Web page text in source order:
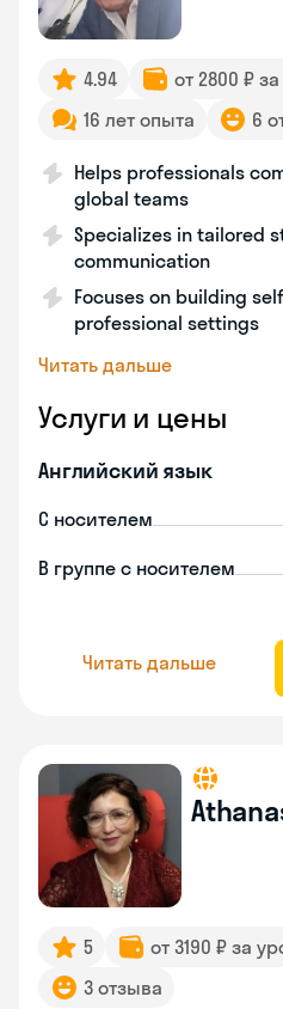
4.94
от 2800 ₽
16 лет опыта
6
Helps professionals
global teams
Specializes in tailored
communication
Focuses on building
professional settings
Читать дальше
Услуги и цены
Английский язык
С носителем
В группе с носителем
Читать дальше
5 от 3190 ₽ за
3 отзыва